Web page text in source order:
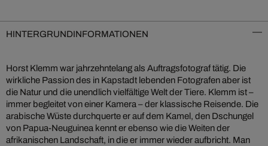
HINTERGRUNDINFORMATIONEN
Horst Klemm war jahrzehntelang als Auftragsfotograf tätig. Die
wirkliche Passion des in Kapstadt lebenden Fotografen aber ist
die Natur und die unendlich vielfältige Welt der Tiere. Klemm ist –
immer begleitet von einer Kamera – der klassische Reisende. Die
arabische Wüste durchquerte er auf dem Kamel, den Dschungel
von Papua-Neuguinea kennt er ebenso wie die Weiten der
afrikanischen Landschaft, in die er immer wieder aufbricht. Man